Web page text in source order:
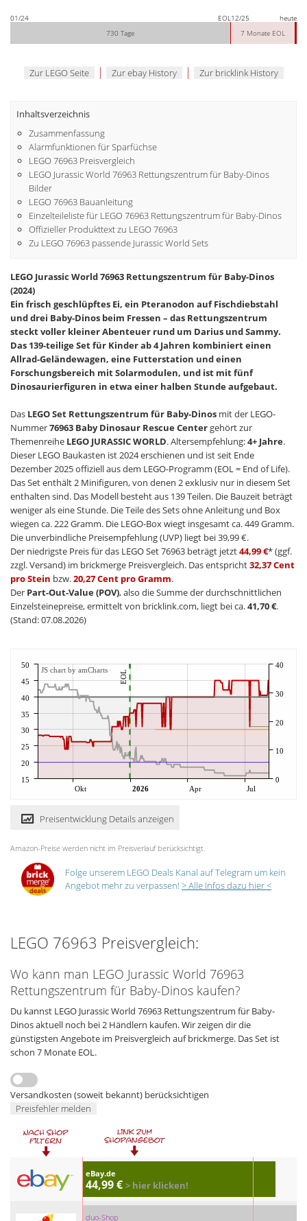
01/24 EOL 12/25
heute
730 Tage
7 Monate EOL
Zur LEGO Seite | Zur ebay History | Zur bricklink History
Inhaltsverzeichnis
Zusammenfassung
Alarmfunktionen für Sparfüchse
LEGO 76963 Preisvergleich
LEGO Jurassic World 76963 Rettungszentrum für Baby-Dinos
Bilder
LEGO 76963 Bauanleitung
Einzelteileliste für LEGO 76963 Rettungszentrum für Baby-Dinos
Offizieller Produkttext zu LEGO 76963
Zu LEGO 76963 passende Jurassic World Sets
LEGO Jurassic World 76963 Rettungszentrum für Baby-Dinos
(2024)
Ein frisch geschlüpftes Ei, ein Pteranodon auf Fischdiebstahl
und drei Baby-Dinos beim Fressen – das Rettungszentrum
steckt voller kleiner Abenteuer rund um Darius und Sammy.
Das 139-teilige Set für Kinder ab 4 Jahren kombiniert einen
Allrad-Geländewagen, eine Futterstation und einen
Forschungsbereich mit Solarmodulen, und ist mit fünf
Dinosaurierfiguren in etwa einer halben Stunde aufgebaut.
Das LEGO Set Rettungszentrum für Baby-Dinos mit der LEGO-
Nummer76963 Baby Dinosaur Rescue Centergehört zur
Themenreihe LEGO JURASSIC WORLD. Altersempfehlung:4+ Jahre.
Dieser LEGO Baukasten ist 2024 erschienen und ist seit Ende
Dezember 2025 offiziell aus dem LEGO-Programm (EOL = End of Life).
Das Set enthält 2 Minifiguren, von denen 2 exklusiv nur in diesem Set
enthalten sind. Das Modell besteht aus 139 Teilen. Die Bauzeit beträgt
weniger als eine Stunde. Die Teile des Sets ohne Anleitung und Box
wiegen ca. 222 Gramm. Die LEGO-Box wiegt insgesamt ca. 449 Gramm.
Die unverbindliche Preisempfehlung (UVP) liegt bei 39,99 €.
Der niedrigste Preis für das LEGO Set 76963 beträgt jetzt44,99 €* (ggf.
zzgl. Versand) im brickmerge Preisvergleich. Das entspricht32,37 Cent
pro Stein bzw.20,27 Cent pro Gramm.
Der Part-Out-Value (POV), also die Summe der durchschnittlichen
Einzelsteinepreise, ermittelt von bricklink.com, liegt bei ca.41,70 €.
(Stand: 07.08.2026)
Okt 2026 Apr Jul
EOL
15
20
25
30
35
40
45
50
0
10
20
30
40
JS chart by amCharts
Preisentwicklung Details anzeigen
Amazon-Preise werden nicht im Preisverlauf berücksichtigt.
Folge unserem LEGO Deals Kanal auf Telegram um kein
Angebot mehr zu verpassen! > Alle Infos dazu hier <
LEGO 76963 Preisvergleich:
Wo kann man LEGO Jurassic World 76963
Rettungszentrum für Baby-Dinos kaufen?
Du kannst LEGO Jurassic World 76963 Rettungszentrum für Baby-
Dinos aktuell noch bei 2 Händlern kaufen. Wir zeigen dir die
günstigsten Angebote im Preisvergleich auf brickmerge. Das Set ist
schon 7 Monate EOL.
Versandkosten (soweit bekannt) berücksichtigen
Preisfehler melden
eBay.de
44,99 € > hier klicken!
duo-Shop